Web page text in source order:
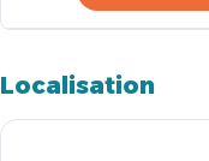
Localisation